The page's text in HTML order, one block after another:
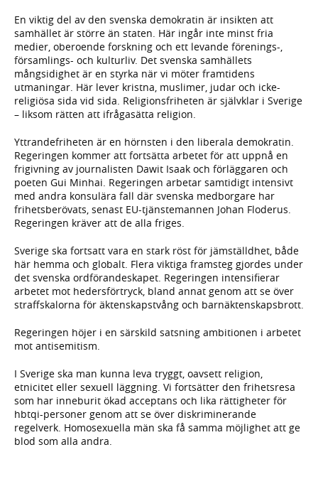
En viktig del av den svenska demokratin är insikten att
samhället är större än staten. Här ingår inte minst fria
medier, oberoende forskning och ett levande förenings-,
församlings- och kulturliv. Det svenska samhällets
mångsidighet är en styrka när vi möter framtidens
utmaningar. Här lever kristna, muslimer, judar och icke-
religiösa sida vid sida. Religionsfriheten är självklar i Sverige
– liksom rätten att ifrågasätta religion.
Yttrandefriheten är en hörnsten i den liberala demokratin.
Regeringen kommer att fortsätta arbetet för att uppnå en
frigivning av journalisten Dawit Isaak och förläggaren och
poeten Gui Minhai. Regeringen arbetar samtidigt intensivt
med andra konsulära fall där svenska medborgare har
frihetsberövats, senast EU-tjänstemannen Johan Floderus.
Regeringen kräver att de alla friges.
Sverige ska fortsatt vara en stark röst för jämställdhet, både
här hemma och globalt. Flera viktiga framsteg gjordes under
det svenska ordförandeskapet. Regeringen intensifierar
arbetet mot hedersförtryck, bland annat genom att se över
straffskalorna för äktenskapstvång och barnäktenskapsbrott.
Regeringen höjer i en särskild satsning ambitionen i arbetet
mot antisemitism.
I Sverige ska man kunna leva tryggt, oavsett religion,
etnicitet eller sexuell läggning. Vi fortsätter den frihetsresa
som har inneburit ökad acceptans och lika rättigheter för
hbtqi-personer genom att se över diskriminerande
regelverk. Homosexuella män ska få samma möjlighet att ge
blod som alla andra.